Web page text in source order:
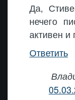
Да,
нечего
активен и
Ответить